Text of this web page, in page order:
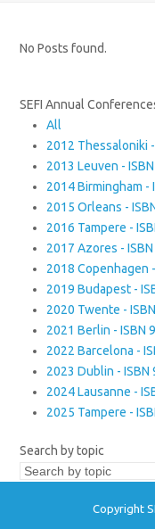
No Posts found.
SEFI Annual
All
2012 Thessaloniki
2013 Leuven -
2014 Birmingham -
2015 Orleans -
2016 Tampere -
2017 Azores -
2018 Copenhagen
2019 Budapest -
2020 Twente -
2021 Berlin - ISBN
2022 Barcelona -
2023 Dublin -
2024 Lausanne -
2025 Tampere -
Search by topic
Copyright